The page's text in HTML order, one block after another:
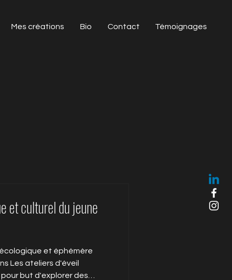
Mes créations Bio Contact Témoignages
et culturel du jeune
et éphémère
Les ateliers d'éveil
but d'explorer des